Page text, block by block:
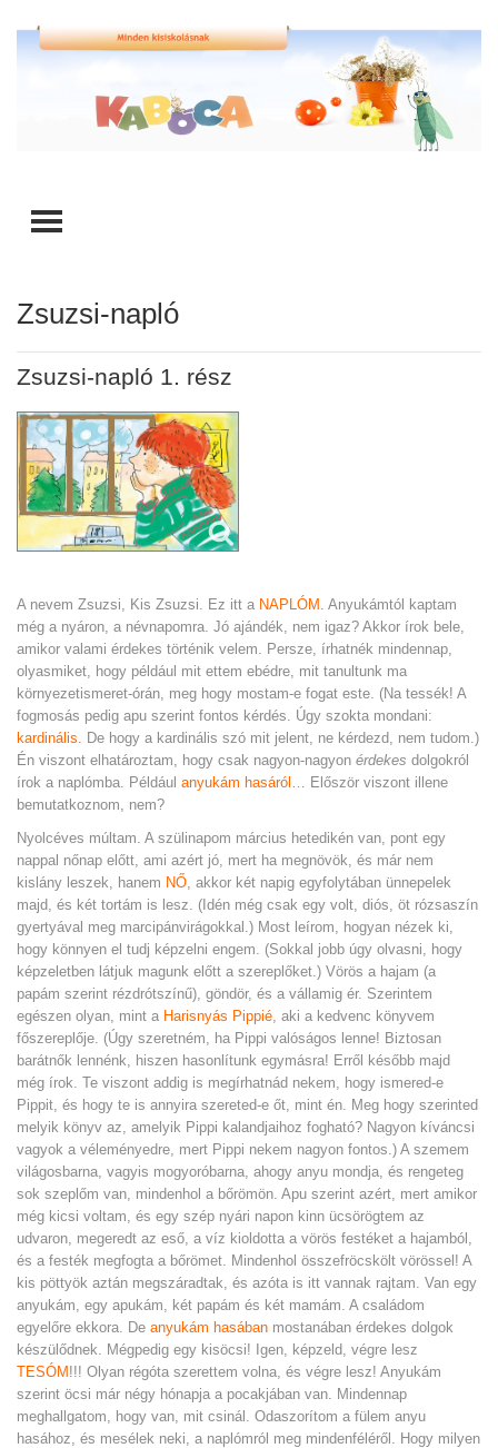
TOGGLE MENU
Zsuzsi-napló
Zsuzsi-napló 1. rész
A nevem Zsuzsi, Kis Zsuzsi. Ez itt a NAPLÓM . Anyukámtól kaptam
még a nyáron, a névnapomra. Jó ajándék, nem igaz? Akkor írok bele,
amikor valami érdekes történik velem. Persze, írhatnék mindennap,
olyasmiket, hogy például mit ettem ebédre, mit tanultunk ma
környezetismeret-órán, meg hogy mostam-e fogat este. (Na tessék! A
fogmosás pedig apu szerint fontos kérdés. Úgy szokta mondani:
kardinális . De hogy a kardinális szó mit jelent, ne kérdezd, nem tudom.)
Én viszont elhatároztam, hogy csak nagyon-nagyon érdekes dolgokról
írok a naplómba. Például anyukám hasáról … Először viszont illene
bemutatkoznom, nem?
Nyolcéves múltam. A szülinapom március hetedikén van, pont egy
nappal nőnap előtt, ami azért jó, mert ha megnövök, és már nem
kislány leszek, hanem NŐ , akkor két napig egyfolytában ünnepelek
majd, és két tortám is lesz. (Idén még csak egy volt, diós, öt rózsaszín
gyertyával meg marcipánvirágokkal.) Most leírom, hogyan nézek ki,
hogy könnyen el tudj képzelni engem. (Sokkal jobb úgy olvasni, hogy
képzeletben látjuk magunk előtt a szereplőket.) Vörös a hajam (a
papám szerint rézdrótszínű), göndör, és a vállamig ér. Szerintem
egészen olyan, mint a Harisnyás Pippié , aki a kedvenc könyvem
főszereplője. (Úgy szeretném, ha Pippi valóságos lenne! Biztosan
barátnők lennénk, hiszen hasonlítunk egymásra! Erről később majd
még írok. Te viszont addig is megírhatnád nekem, hogy ismered-e
Pippit, és hogy te is annyira szereted-e őt, mint én. Meg hogy szerinted
melyik könyv az, amelyik Pippi kalandjaihoz fogható? Nagyon kíváncsi
vagyok a véleményedre, mert Pippi nekem nagyon fontos.) A szemem
világosbarna, vagyis mogyoróbarna, ahogy anyu mondja, és rengeteg
sok szeplőm van, mindenhol a bőrömön. Apu szerint azért, mert amikor
még kicsi voltam, és egy szép nyári napon kinn ücsörögtem az
udvaron, megeredt az eső, a víz kioldotta a vörös festéket a hajamból,
és a festék megfogta a bőrömet. Mindenhol összefröcskölt vörössel! A
kis pöttyök aztán megszáradtak, és azóta is itt vannak rajtam. Van egy
anyukám, egy apukám, két papám és két mamám. A családom
egyelőre ekkora. De anyukám hasában mostanában érdekes dolgok
készülődnek. Mégpedig egy kisöcsi! Igen, képzeld, végre lesz
TESÓM!!! Olyan régóta szerettem volna, és végre lesz! Anyukám
szerint öcsi már négy hónapja a pocakjában van. Mindennap
meghallgatom, hogy van, mit csinál. Odaszorítom a fülem anyu
hasához, és mesélek neki, a naplómról meg mindenféléről. Hogy milyen